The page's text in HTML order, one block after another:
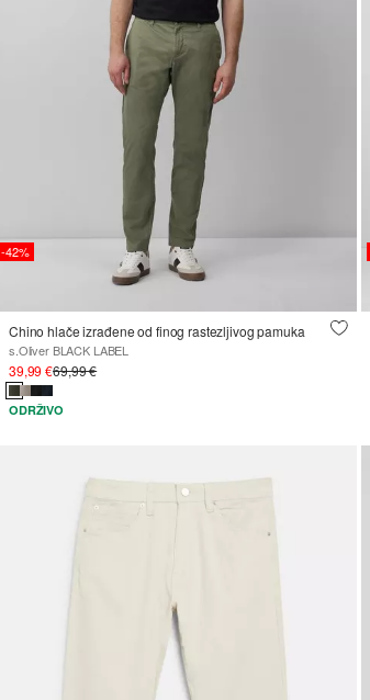
-42%
Chino hlače izrađene od finog rastezljivog pamuka
s.Oliver BLACK LABEL
39,99 €69,99 €
ODRŽIVO